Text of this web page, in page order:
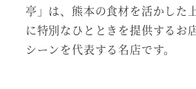
亭」は、熊本の食材を活かした
に特別なひとときを提供するお
シーンを代表する名店です。